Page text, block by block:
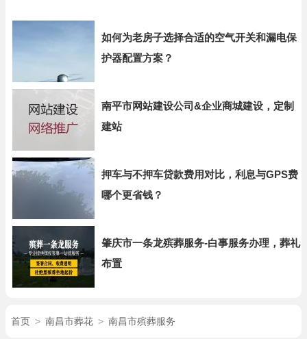
如何为老房子选择合适的空气开关和漏电保
护器配置方案？
南平市网站建设公司&企业商城建设，定制
建站
押车与不押车贷款费用对比，利息与GPS费
哪个更省钱？
肇庆市一条龙殡葬服务-白事服务办理，葬礼
布置
首页 > 南昌市葬花 > 南昌市殡葬服务